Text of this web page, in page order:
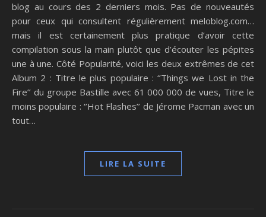
blog au cours des 2 derniers mois. Pas de nouveautés
pour ceux qui consultent régulièrement meloblog.com…
mais il est certainement plus pratique d’avoir cette
compilation sous la main plutôt que d’écouter les pépites
une à une. Côté Popularité, voici les deux extrêmes de cet
Album 2 : Titre le plus populaire : ‘’Things we Lost in the
Fire’’ du groupe Bastille avec 61 000 000 de vues, Titre le
moins populaire : ‘’Hot Flashes’’ de Jérome Pacman avec un
tout…
LIRE LA SUITE